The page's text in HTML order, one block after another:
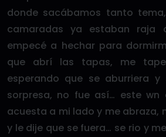
donde sacábamos tanto
camaradas ya estaban raja
empecé a hechar para
que abrí las tapas, me
esperando que se aburriera
sorpresa, no fue así… este
acuesta a mi lado y me abraza,
y le dije que se fuera… se rio y